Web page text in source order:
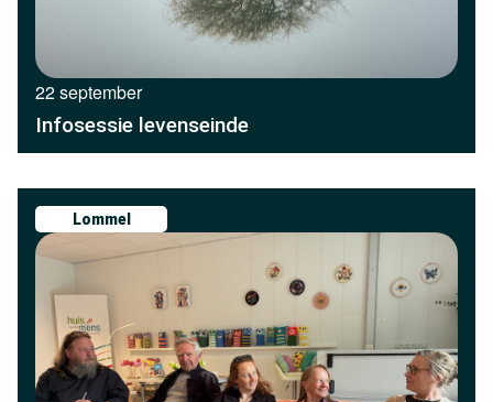
22 september
Infosessie levenseinde
Lommel